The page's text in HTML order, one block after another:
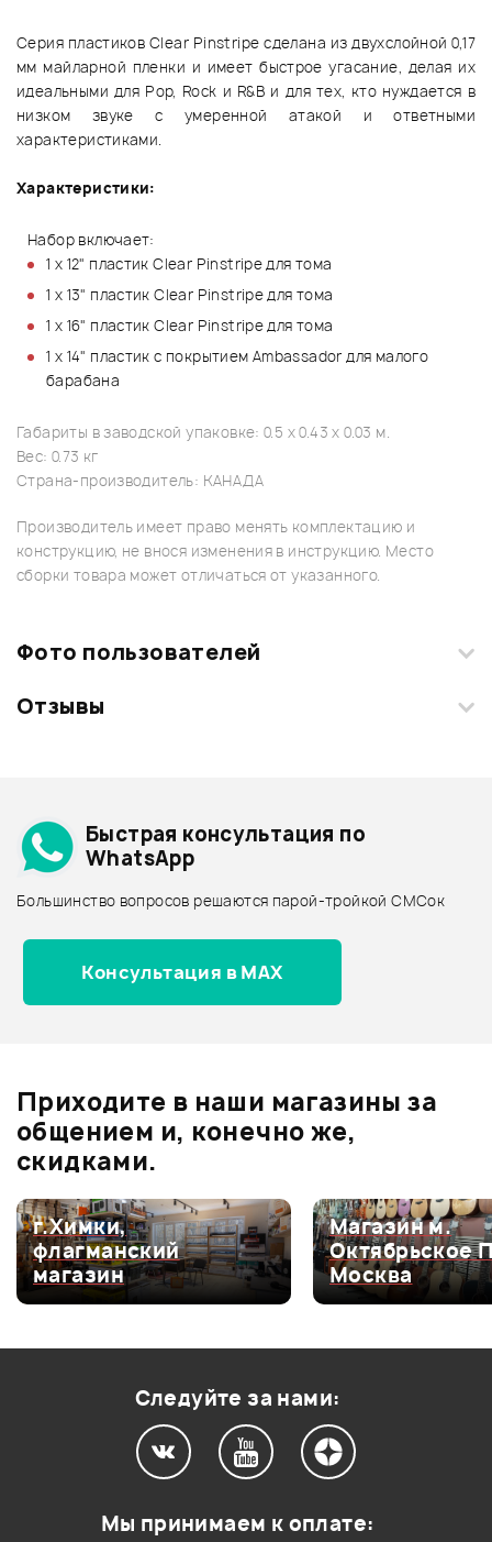
Серия пластиков Clear Pinstripe сделана из двухслойной 0,17
мм майларной пленки и имеет быстрое угасание, делая их
идеальными для Pop, Rock и R&B и для тех, кто нуждается в
низком звуке с умеренной атакой и ответными
характеристиками.
Характеристики:
Набор включает:
1 x 12" пластик Clear Pinstripe для тома
1 x 13" пластик Clear Pinstripe для тома
1 x 16" пластик Clear Pinstripe для тома
1 x 14" пластик с покрытием Ambassador для малого
барабана
Габариты в заводской упаковке: 0.5 x 0.43 x 0.03 м.
Вес: 0.73 кг
Страна-производитель: КАНАДА
Производитель имеет право менять комплектацию и
конструкцию, не внося изменения в инструкцию. Место
сборки товара может отличаться от указанного.
Фото пользователей
Загрузите свои фотографии купленного товара и получите
Отзывы
0.0
Оценка5
0
Оценка4
0
Оценка3
0
Пластики в наборах - дешевле
Пластики в наборах - дороже
Все товары REMO
Пластики в наборах - новинки
Быстрая консультация по
WhatsApp
Большинство вопросов решаются парой-тройкой СМСок
Консультация в MAX
Приходите в наши магазины за
общением и, конечно же,
скидками.
г.Химки,
флагманский
магазин
Магазин м.
Октябрьское
Москва
Следуйте за нами:
Мы принимаем к оплате: